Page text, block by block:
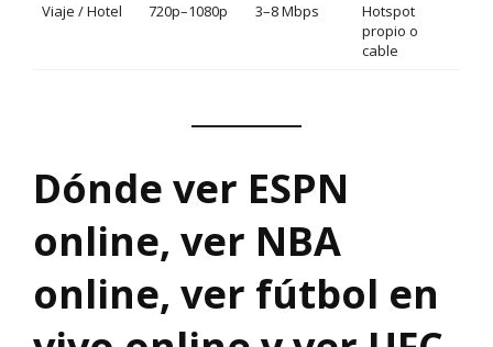
Viaje / Hotel
720p–1080p 3–8 Mbps
Hotspot
propio o
cable
Dónde ver ESPN
online, ver NBA
online, ver fútbol en